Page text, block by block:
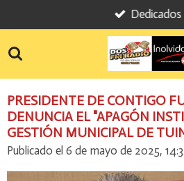
al
contenido
PRESIDENTE DE CONTIGO
DENUNCIA EL "APAGÓN
GESTIÓN MUNICIPAL DE
Publicado el 6 de mayo de 2025,